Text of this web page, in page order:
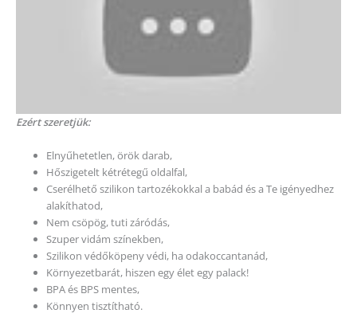
Ezért szeretjük:
Elnyűhetetlen, örök darab,
Hőszigetelt kétrétegű oldalfal,
Cserélhető szilikon tartozékokkal a babád és a Te igényedhez
alakíthatod,
Nem csöpög, tuti záródás,
Szuper vidám színekben,
Szilikon védőköpeny védi, ha odakoccantanád,
Környezetbarát, hiszen egy élet egy palack!
BPA és BPS mentes,
Könnyen tisztítható.